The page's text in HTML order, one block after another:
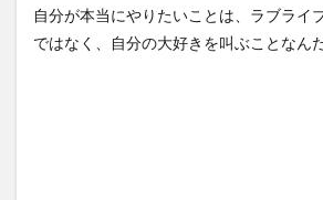
自分が本当にやりたいことは、ラブライ
ではなく、自分の大好きを叫ぶことなんだ